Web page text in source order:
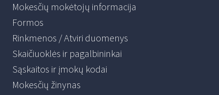
Mokesčių mokėtojų informacija
Formos
Rinkmenos / Atviri duomenys
Skaičiuoklės ir pagalbininkai
Sąskaitos ir įmokų kodai
Mokesčių žinynas